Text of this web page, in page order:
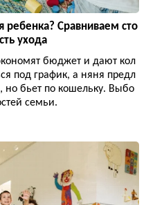
ребенка? Сравниваем сто
ухода
бюджет и дают кол
под график, а няня предл
но бьет по кошельку. Выбо
семьи.